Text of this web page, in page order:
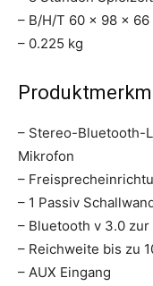
– B/H/T 60 x 98 x 66
– 0.225 kg
– Stereo-Bluetooth-
Mikrofon
–
– 1 Passiv
– Bluetooth v 3.0
– Reichweite bis zu
– AUX Eingang